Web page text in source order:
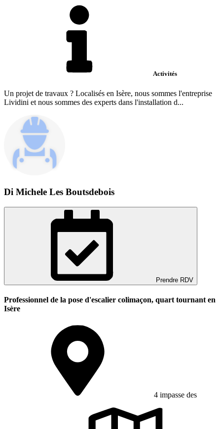
Activités
Un projet de travaux ? Localisés en Isère, nous sommes l'entreprise
Lividini et nous sommes des experts dans l'installation d...
Di Michele Les Boutsdebois
Prendre RDV
Professionnel de la pose d'escalier colimaçon, quart tournant en
Isère
4 impasse des